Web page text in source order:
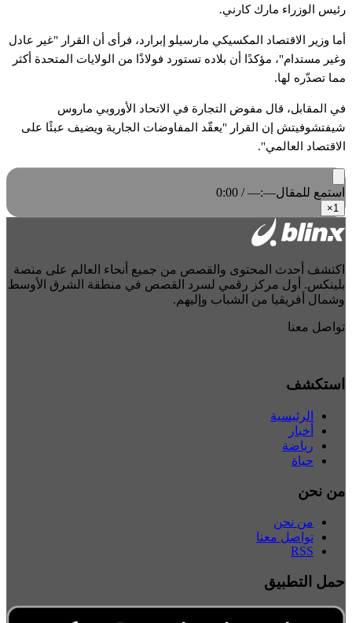
رئيس الوزراء مارك كارني.
أما وزير الاقتصاد المكسيكي مارسيلو إبرارد، فرأى أن القرار "غير عادل
وغير مستدام"، مؤكدًا أن بلاده تستورد فولاذًا من الولايات المتحدة أكثر
مما تصدّره لها.
في المقابل، قال مفوض التجارة في الاتحاد الأوروبي ماروس
شيفتشوفيتش إن القرار "يعقّد المفاوضات الجارية ويضيف عبئًا على
الاقتصاد العالمي".
استمع للمقال0:00 / —:—
1
×
اكتشف أحدث المحتوى والقصص من جميع أنحاء العالم على منصة
بلينكس. أول مركز رقمي لسرد القصص في منطقة الشرق الأوسط
وشمال أفريقيا من الشباب وإليهم.
تواصل معنا
استكشف
الرئيسية
أخبار
رياضة
حياة
من نحن
من نحن
تواصل معنا
RSS
حمل التطبيق